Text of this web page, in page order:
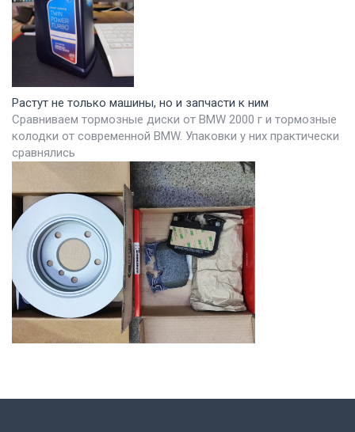
Растут не только машины, но и запчасти к ним
Сравниваем тормозные диски от BMW 2000 г и тормозные
колодки от современной BMW. Упаковки у них практически
сравнялись